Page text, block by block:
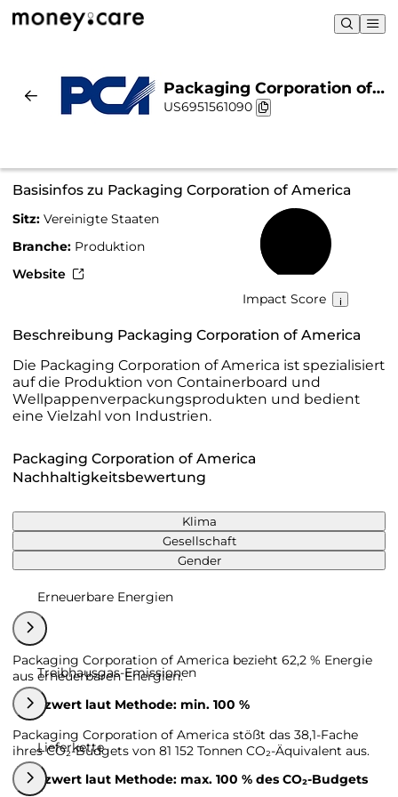
Packaging Corporation of
America | Nachhaltigkeit &
US6951561090
Basisinfos zu Packaging Corporation of America
Sitz: Vereinigte Staaten
Branche: Produktion
Website
Impact Score
Beschreibung Packaging Corporation of America
Die Packaging Corporation of America ist spezialisiert
auf die Produktion von Containerboard und
Wellpappenverpackungsprodukten und bedient
eine Vielzahl von Industrien.
Packaging Corporation of America
Nachhaltigkeitsbewertung
Klima
Gesellschaft
Gender
Erneuerbare Energien
Packaging Corporation of America bezieht 62,2 % Energie
aus erneuerbaren Energien.
Grenzwert laut Methode: min. 100 %
Treibhausgas-Emissionen
Packaging Corporation of America stößt das 38,1-Fache
ihres CO₂-Budgets von 81 152 Tonnen CO₂-Äquivalent aus.
Grenzwert laut Methode: max. 100 % des CO₂-Budgets
Lieferkette